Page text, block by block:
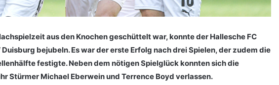
aus den Knochen geschüttelt war, konnte der Hallesche FC
bejubeln. Es war der erste Erfolg nach drei Spielen, der zudem die
festigte. Neben dem nötigen Spielglück konnten sich die
Stürmer Michael Eberwein und Terrence Boyd verlassen.